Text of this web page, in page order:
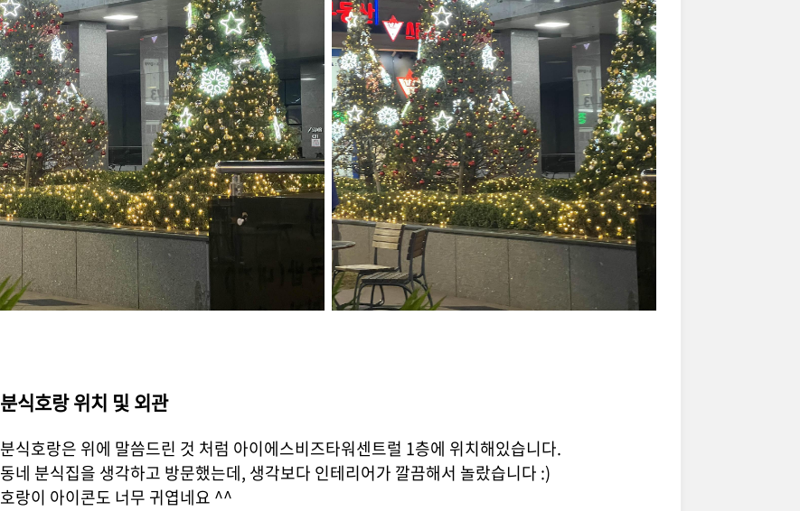
분식호랑 위치 및 외관
분식호랑은 위에 말씀드린 것 처럼 아이에스비즈타워센트럴 1층에 위치해있습니다.
동네 분식집을 생각하고 방문했는데, 생각보다 인테리어가 깔끔해서 놀랐습니다 :)
호랑이 아이콘도 너무 귀엽네요 ^^